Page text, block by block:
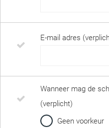
E-mail adres
Wanneer mag de
(verplicht)
Geen voorkeur